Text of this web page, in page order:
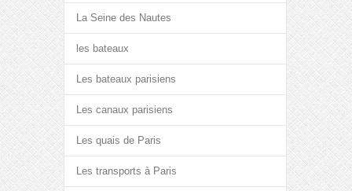
La Seine des Nautes
les bateaux
Les bateaux parisiens
Les canaux parisiens
Les quais de Paris
Les transports à Paris